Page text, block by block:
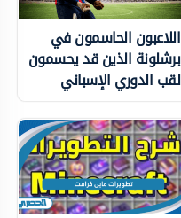
اللاعبون الحاسمون في
برشلونة الذين قد يحسمون
لقب الدوري الإسباني